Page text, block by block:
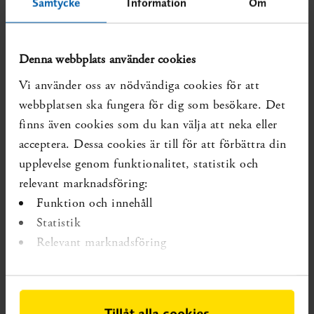
Denna webbplats använder cookies
Vi använder oss av nödvändiga cookies för att
webbplatsen ska fungera för dig som besökare. Det
finns även cookies som du kan välja att neka eller
acceptera. Dessa cookies är till för att förbättra din
upplevelse genom funktionalitet, statistik och
relevant marknadsföring:
Funktion och innehåll
Statistik
Relevant marknadsföring
SBU: Anna Christensson, registrator@sbu.se. Fullständig
SBU:s slutsatser multimodal &
interdisciplinär smärtbehandling
Effekterna av multimodala och interdisciplinära
behandlingar är jämförbara med andra
interventioner – och de kan vara mer effektiva för
att förbättra hälsoutfall hos personer med långvarig
smärta.***
Det saknas ett tillräckligt tillförlitligt underlag för att
beräkna kostnadseffektiviteten av multimodala och